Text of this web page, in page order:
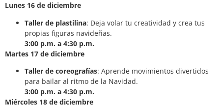
Lunes 16 de diciembre
Taller de plastilina: Deja volar tu creatividad y crea tus
propias figuras navideñas.
3:00 p.m. a 4:30 p.m.
Martes 17 de diciembre
Taller de coreografías: Aprende movimientos divertidos
para bailar al ritmo de la Navidad.
3:00 p.m. a 4:30 p.m.
Miércoles 18 de diciembre